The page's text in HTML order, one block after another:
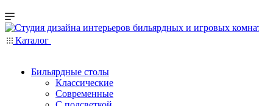
Каталог
Бильярдные столы
Классические
Современные